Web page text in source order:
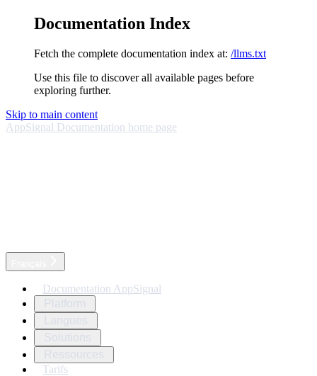
Documentation Index
Fetch the complete documentation index at: /llms.txt
Use this file to discover all available pages before
exploring further.
Skip to main content
AppSignal Documentation home page
Documentation AppSignal
Tarifs